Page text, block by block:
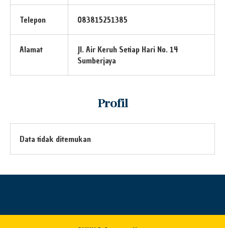
Telepon 083815251385
Alamat
Jl. Air Keruh Setiap Hari No. 14
Sumberjaya
Profil
Data tidak ditemukan